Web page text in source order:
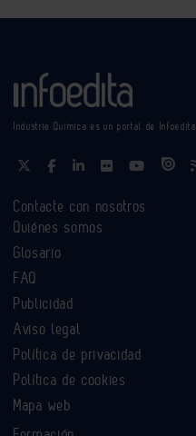
Industria Química es un portal de Infoedita
Contacte con nosotros
Quiénes somos
Glosario
FAQ
Publicidad
Aviso legal
Política de privacidad
Política de cookies
Mapa web